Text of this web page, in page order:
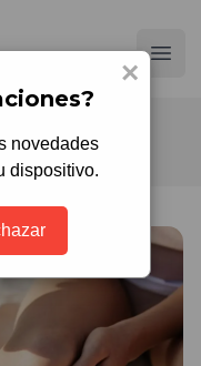
×
novedades
dispositivo.